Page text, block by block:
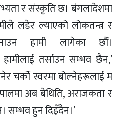
र संस्कृति छ। बंगलादेशमा
लडेर ल्याएको लोकतन्त्र र
हामी लागेका छौँ।
तर्साउन सम्भव छैन,’
चर्काे स्वरमा बोल्नेहरूलाई म
अब बेथिति, अराजकता र
सम्भव हुन दिइँदैन।’